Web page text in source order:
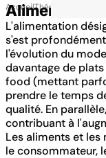
AccueilThématiques
Alimentation
L'alimentation
s'est
l'évolution du
davantage de
food (mettant
prendre le temps
qualité. En
contribuant à
Les aliments et
le consommateur,